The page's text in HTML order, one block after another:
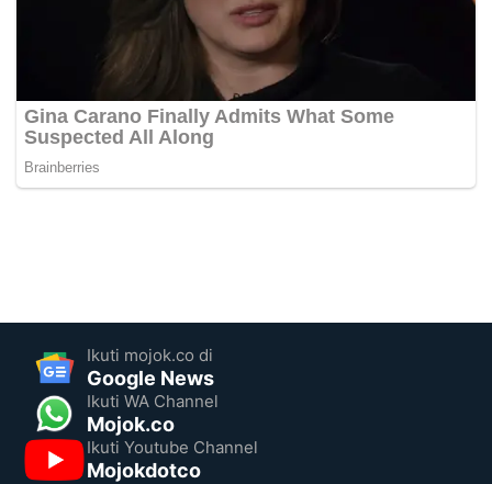
Ikuti mojok.co di
Google News
Ikuti WA Channel
Mojok.co
Ikuti Youtube Channel
Mojokdotco